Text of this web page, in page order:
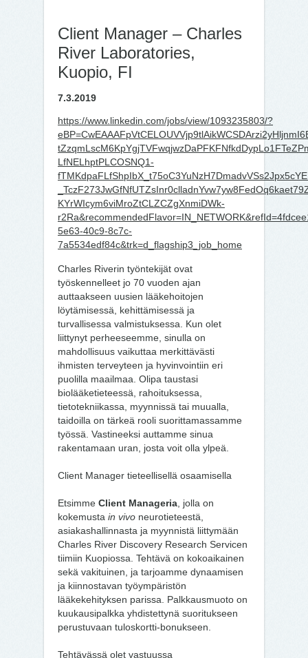
Client Manager – Charles
River Laboratories,
Kuopio, FI
7.3.2019
https://www.linkedin.com/jobs/view/1093235803/?
LfNELhptPLCOSNQ1-
KYrWIcym6viMroZtCLZCZgXnmiDWk-
5e63-40c9-8c7c-
7a5534edf84c&trk=d_flagship3_job_home
Charles Riverin työntekijät ovat
työskennelleet jo 70 vuoden ajan
auttaakseen uusien lääkehoitojen
löytämisessä, kehittämisessä ja
turvallisessa valmistuksessa. Kun olet
liittynyt perheeseemme, sinulla on
mahdollisuus vaikuttaa merkittävästi
ihmisten terveyteen ja hyvinvointiin eri
puolilla maailmaa. Olipa taustasi
biolääketieteessä, rahoituksessa,
tietotekniikassa, myynnissä tai muualla,
taidoilla on tärkeä rooli suorittamassamme
työssä. Vastineeksi auttamme sinua
rakentamaan uran, josta voit olla ylpeä.
Client Manager tieteellisellä osaamisella
Etsimme Client Manageria , jolla on
kokemusta in vivo neurotieteestä,
asiakashallinnasta ja myynnistä liittymään
Charles River Discovery Research Servicen
tiimiin Kuopiossa. Tehtävä on kokoaikainen
sekä vakituinen, ja tarjoamme dynaamisen
ja kiinnostavan työympäristön
lääkekehityksen parissa. Palkkausmuoto on
kuukausipalkka yhdistettynä suoritukseen
perustuvaan tuloskortti-bonukseen.
Tehtävässä olet vastuussa